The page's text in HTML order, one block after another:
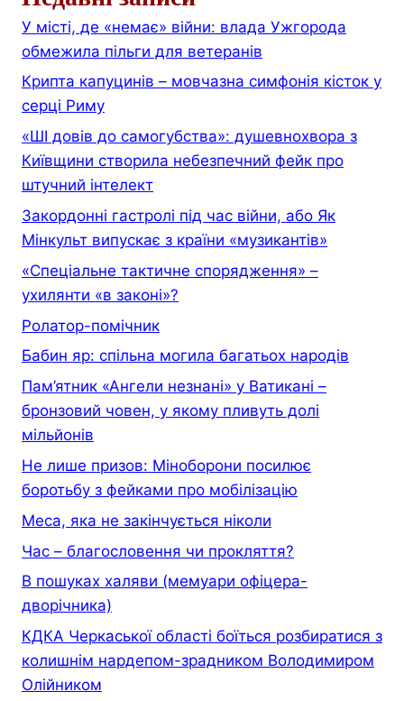
У місті, де «немає» війни: влада Ужгорода
обмежила пільги для ветеранів
Крипта капуцинів – мовчазна симфонія кісток у
серці Риму
«ШІ довів до самогубства»: душевнохвора з
Київщини створила небезпечний фейк про
штучний інтелект
Закордонні гастролі під час війни, або Як
Мінкульт випускає з країни «музикантів»
«Спеціальне тактичне спорядження» –
ухилянти «в законі»?
Ролатор-помічник
Бабин яр: спільна могила багатьох народів
Пам’ятник «Ангели незнані» у Ватикані –
бронзовий човен, у якому пливуть долі
мільйонів
Не лише призов: Міноборони посилює
боротьбу з фейками про мобілізацію
Меса, яка не закінчується ніколи
Час – благословення чи прокляття?
В пошуках халяви (мемуари офiцера-
дворiчника)
КДКА Черкаської області боїться розбиратися з
колишнім нардепом-зрадником Володимиром
Олійником